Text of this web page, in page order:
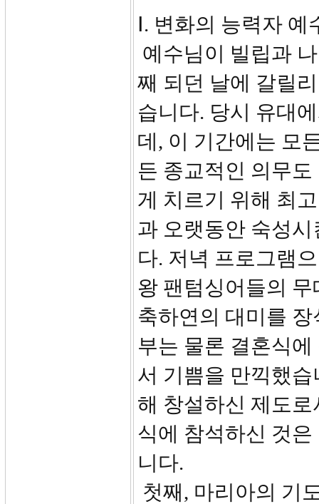
Ⅰ. 변화의 능력자 예
예수님이 빌립과
째 되던 날에 갈릴
습니다. 당시 유대
데, 이 기간에는 모
든 종교적인 의무
게 치르기 위해 최
과 오랫동안 숙성
다. 저녁 프로그램
왕 팬텀싱어들의
축하연의 대미를
부는 물론 결혼식
서 기쁨을 만끽했
해 창설하신 제도
식에 참석하신 것
니다.
첫째, 마리아의 기